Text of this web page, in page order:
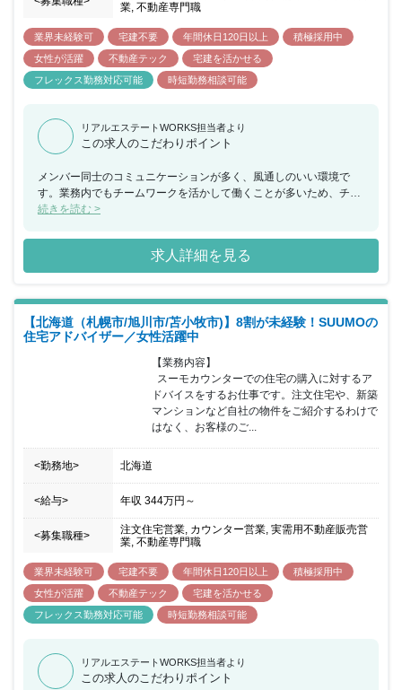
業, 不動産専門職
業界未経験可 宅建不要 年間休日120日以上
積極採用中
女性が活躍
不動産テック
宅建を活かせる
フレックス勤務対応可能
時短勤務相談可能
リアルエステートWORKS担当者より
この求人のこだわりポイント
メンバー同士のコミュニケーションが多く、風通しのいい環境で
す。業務内でもチームワークを活かして働くことが多いため、チー
ムで何かを成し遂げたいと考えている方におススメの求人です。ま
制度など女性のライフイベントにも沿った制度が整っております。
続きを読む >
求人詳細を見る
【北海道（札幌市/旭川市/苫小牧市)】8割が未経験！SUUMOの
住宅アドバイザー／女性活躍中
【業務内容】
ドバイスをするお仕事です。注文住宅や、新築
マンションなど自社の物件をご紹介するわけで
はなく、お客様のご...
<勤務地> 北海道
<給与> 年収 344万円 ～
<募集職種>
注文住宅営業, カウンター営業, 実需用不動産販売営
業, 不動産専門職
業界未経験可 宅建不要 年間休日120日以上
積極採用中
女性が活躍
不動産テック
宅建を活かせる
フレックス勤務対応可能
時短勤務相談可能
リアルエステートWORKS担当者より
この求人のこだわりポイント